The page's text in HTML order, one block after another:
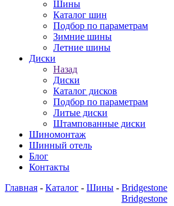
Шины
Каталог шин
Подбор по параметрам
Зимние шины
Летние шины
Диски
Назад
Диски
Каталог дисков
Подбор по параметрам
Литые диски
Штампованные диски
Шиномонтаж
Шинный отель
Блог
Контакты
Главная - Каталог - Шины - Bridgestone
Bridgestone